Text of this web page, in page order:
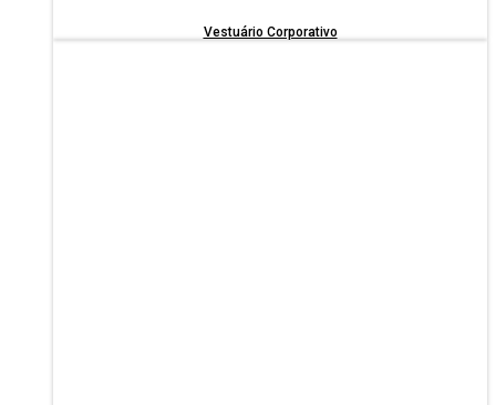
Vestuário Corporativo